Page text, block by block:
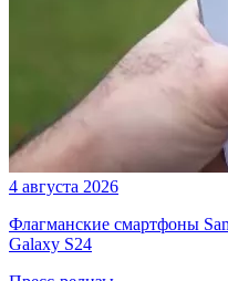
4 августа 2026
Флагманские смартфоны
Galaxy S24